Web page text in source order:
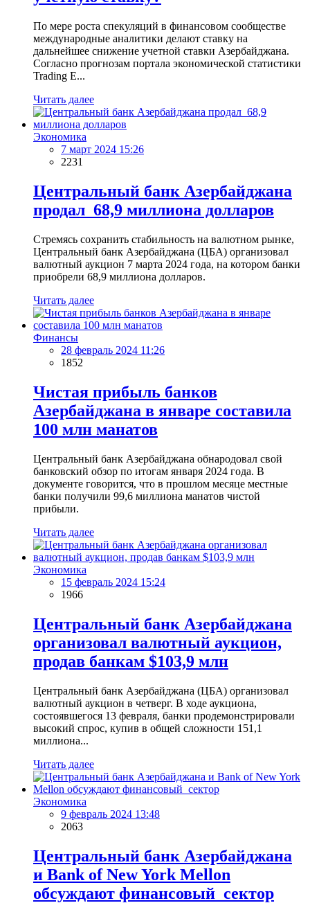
По мере роста спекуляций в финансовом сообществе
международные аналитики делают ставку на
дальнейшее снижение учетной ставки Азербайджана.
Согласно прогнозам портала экономической статистики
Trading E...
Читать далее
Экономика
7 март 2024 15:26
2231
Центральный банк Азербайджана
продал 68,9 миллиона долларов
Стремясь сохранить стабильность на валютном рынке,
Центральный банк Азербайджана (ЦБА) организовал
валютный аукцион 7 марта 2024 года, на котором банки
приобрели 68,9 миллиона долларов.
Читать далее
Финансы
28 февраль 2024 11:26
1852
Чистая прибыль банков
Азербайджана в январе составила
100 млн манатов
Центральный банк Азербайджана обнародовал свой
банковский обзор по итогам января 2024 года. В
документе говорится, что в прошлом месяце местные
банки получили 99,6 миллиона манатов чистой
прибыли.
Читать далее
Экономика
15 февраль 2024 15:24
1966
Центральный банк Азербайджана
организовал валютный аукцион,
продав банкам $103,9 млн
Центральный банк Азербайджана (ЦБА) организовал
валютный аукцион в четверг. В ходе аукциона,
состоявшегося 13 февраля, банки продемонстрировали
высокий спрос, купив в общей сложности 151,1
миллиона...
Читать далее
Экономика
9 февраль 2024 13:48
2063
Центральный банк Азербайджана
и Bank of New York Mellon
обсуждают финансовый сектор